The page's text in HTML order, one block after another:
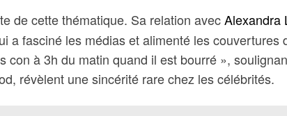
de cette thématique. Sa relation avecAlexandra
a fasciné les médias et alimenté les
à 3h du matin quand il est bourré »,
révèlent une sincérité rare chez les célébrités.